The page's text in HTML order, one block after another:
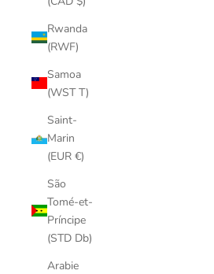
Rwanda
(RWF)
Samoa
(WST T)
Saint-
Marin
(EUR €)
São
Tomé-et-
Príncipe
(STD Db)
Arabie